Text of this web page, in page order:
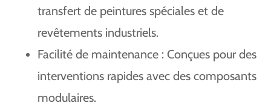
transfert de peintures spéciales et de
revêtements industriels.
Facilité de maintenance : Conçues pour des
interventions rapides avec des composants
modulaires.